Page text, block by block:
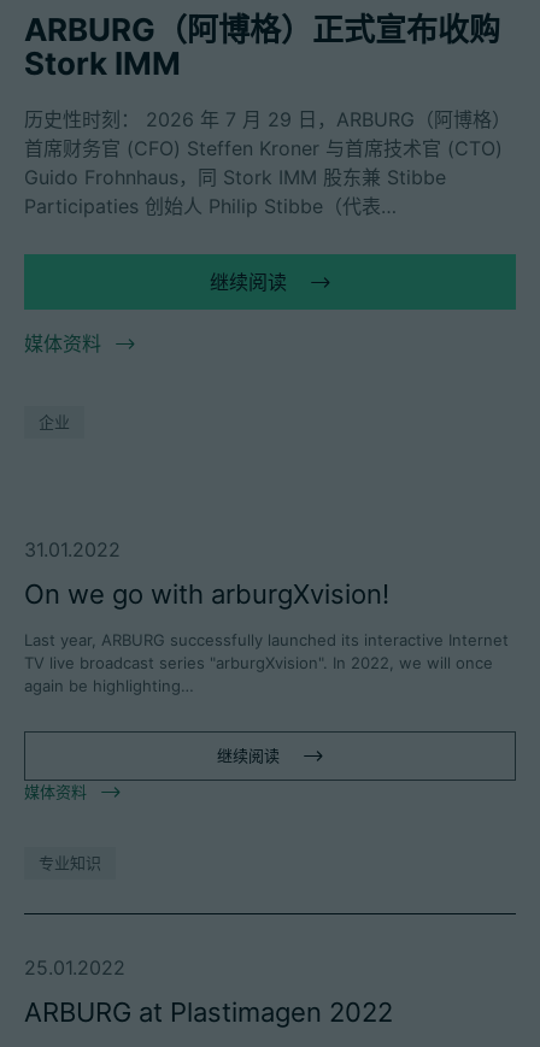
ARBURG（阿博格）正式宣布收购
Stork IMM
历史性时刻： 2026 年 7 月 29 日，ARBURG（阿博格）
首席财务官 (CFO) Steffen Kroner 与首席技术官 (CTO)
Guido Frohnhaus，同 Stork IMM 股东兼 Stibbe
Participaties 创始人 Philip Stibbe（代表…
继续阅读
媒体资料
企业
31.01.2022
On we go with arburgXvision!
Last year, ARBURG successfully launched its interactive Internet
TV live broadcast series "arburgXvision". In 2022, we will once
again be highlighting…
继续阅读
媒体资料
专业知识
25.01.2022
ARBURG at Plastimagen 2022